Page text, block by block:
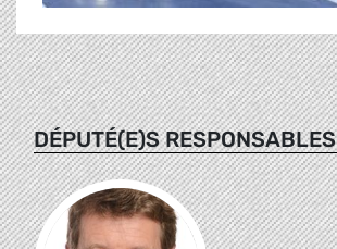
DÉPUTÉ(E)S RESPONSABLES